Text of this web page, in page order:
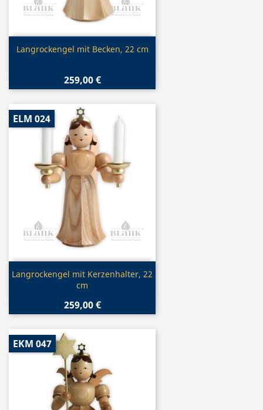
Vorschau
Langrockengel mit Becken, 22 cm
259,00 €
Vorschau
Langrockengel mit Kerzenhalter, 22
cm
259,00 €
ELM 024
EKM 047